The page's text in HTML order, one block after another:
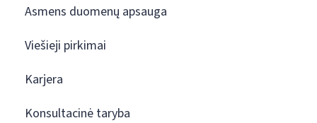
Asmens duomenų apsauga
Viešieji pirkimai
Karjera
Konsultacinė taryba